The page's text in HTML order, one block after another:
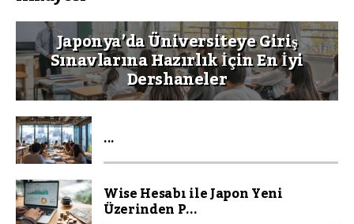
Japonya’da Üniversiteye Giriş
Sınavlarına Hazırlık İçin En İyi
Dershaneler
...
Wise Hesabı ile Japon Yeni
Üzerinden P...